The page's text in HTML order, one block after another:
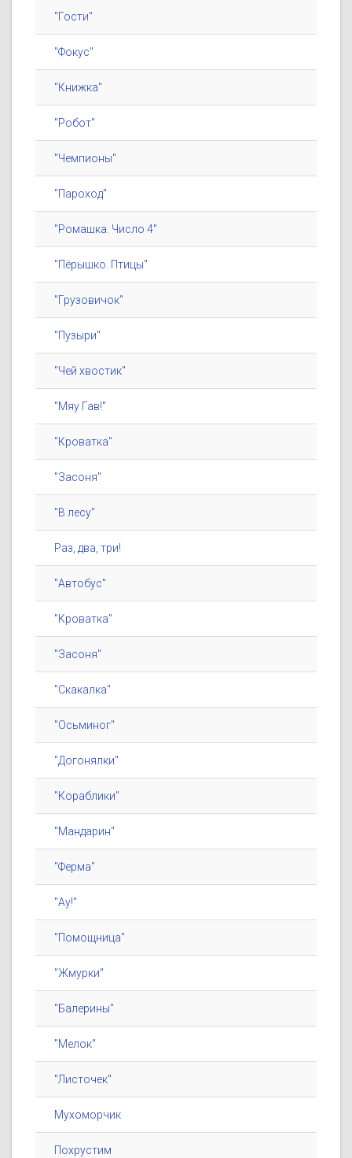
"Гости"
"Фокус"
"Книжка"
"Робот"
"Чемпионы"
"Пароход"
"Ромашка. Число 4"
"Пёрышко. Птицы"
"Грузовичок"
"Пузыри"
"Чей хвостик"
"Мяу Гав!"
"Кроватка"
"Засоня"
"В лесу"
Раз, два, три!
"Автобус"
"Кроватка"
"Засоня"
"Скакалка"
"Осьминог"
"Догонялки"
"Кораблики"
"Мандарин"
"Ферма"
"Ау!"
"Помощница"
"Жмурки"
"Балерины"
"Мелок"
"Листочек"
Мухоморчик
Похрустим